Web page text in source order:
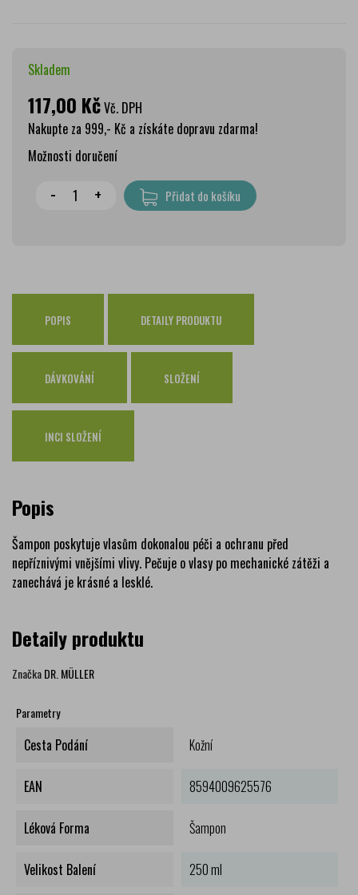
Skladem
117,00 KčVč. DPH
Nakupte za 999,- Kč a získáte dopravu zdarma!
Možnosti doručení
Wolt doprava
zdarma
79 Kč
Osobní odběr Pražákova
zdarma
Osobní odběr Kounicova
Česká pošta
zdarma
PPL
GLS
zdarma
- + Přidat do košíku
POPIS DETAILY PRODUKTU
DÁVKOVÁNÍ SLOŽENÍ
INCI SLOŽENÍ
Popis
Šampon poskytuje vlasům dokonalou péči a ochranu před
nepříznivými vnějšími vlivy. Pečuje o vlasy po mechanické zátěži a
zanechává je krásné a lesklé.
Detaily produktu
ZnačkaDR. MÜLLER
Parametry
Cesta Podání Kožní
EAN 8594009625576
Léková Forma Šampon
Velikost Balení 250 ml